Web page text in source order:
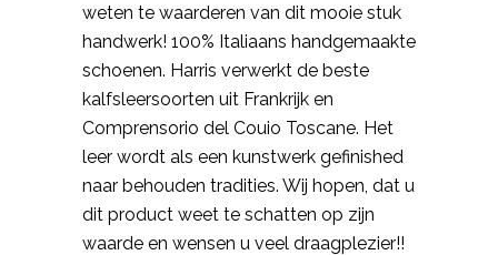
weten te waarderen van dit mooie stuk
handwerk! 100% Italiaans handgemaakte
schoenen. Harris verwerkt de beste
kalfsleersoorten uit Frankrijk en
Comprensorio del Couio Toscane. Het
leer wordt als een kunstwerk gefinished
naar behouden tradities. Wij hopen, dat u
dit product weet te schatten op zijn
waarde en wensen u veel draagplezier!!